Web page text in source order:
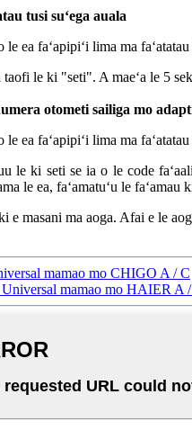
tusi suʻega auala
ea faʻapipiʻi lima ma
taofi le ki "seti". A maeʻa le 5
otometi sailiga mo
ea faʻapipiʻi lima ma
le ki seti se ia o le code
le ea, faʻamatuʻu le
e masani ma aoga. Afai e le
mamao mo CHIGO A / C
mamao mo HAIER A